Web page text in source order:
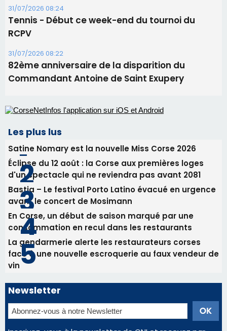
06/08/2026 15:04
Alata - Soirée Tango Argentin au stade de San
Benedetto
05/08/2026 09:53
Biguglia : messe de la Sainte-Marie et
procession le 14 août
Tennis - Début ce week-end du tournoi du
RCPV
31/07/2026 08:22
82ème anniversaire de la disparition du
Commandant Antoine de Saint Exupery
Les plus lus
Satine Nomary est la nouvelle Miss Corse 2026
Éclipse du 12 août : la Corse aux premières loges
d'un spectacle qui ne reviendra pas avant 2081
Bastia – Le festival Porto Latino évacué en urgence
avant le concert de Mosimann
En Corse, un début de saison marqué par une
consommation en recul dans les restaurants